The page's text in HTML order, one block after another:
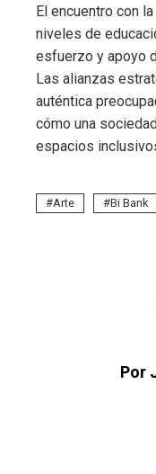
El encuentro con
niveles de
esfuerzo y apoyo
Las alianzas
auténtica
cómo una
espacios
Arte Bi Bank
Por